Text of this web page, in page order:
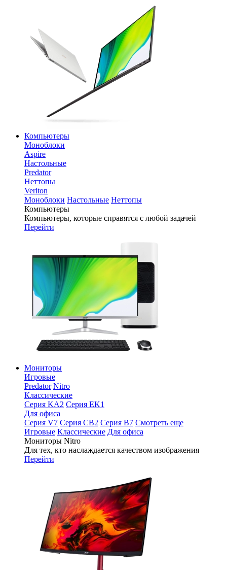
Компьютеры
Моноблоки
Aspire
Настольные
Predator
Неттопы
Veriton
Моноблоки Настольные Неттопы
Компьютеры
Компьютеры, которые справятся с любой задачей
Перейти
Мониторы
Игровые
Predator Nitro
Классические
Серия KA2 Серия EK1
Для офиса
Серия V7 Серия CB2 Серия B7 Смотреть еще
Игровые Классические Для офиса
Мониторы Nitro
Для тех, кто наслаждается качеством изображения
Перейти